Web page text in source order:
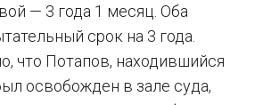
— 3 года 1 месяц. Оба
срок на 3 года.
что Потапов, находившийся
освобожден в зале суда,